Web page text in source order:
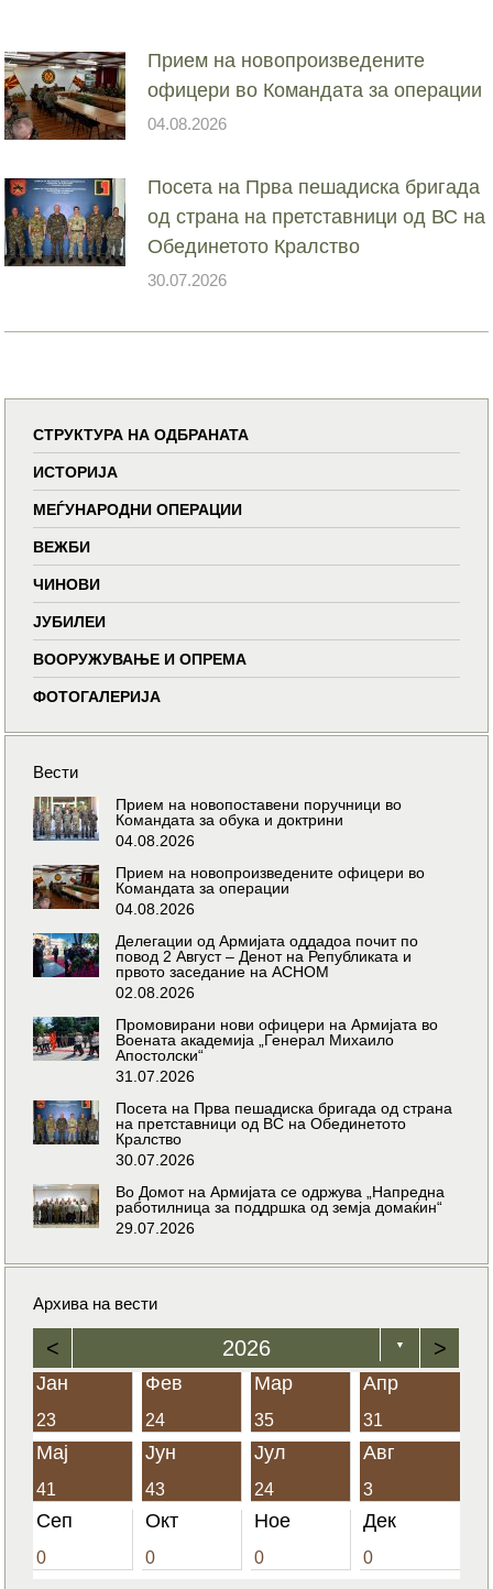
Прием на новопроизведените
офицери во Командата за операции
04.08.2026
Посета на Прва пешадиска бригада
од страна на претставници од ВС на
Обединетото Кралство
30.07.2026
СТРУКТУРА НА ОДБРАНАТА
ИСТОРИЈА
МЕЃУНАРОДНИ ОПЕРАЦИИ
ВЕЖБИ
ЧИНОВИ
ЈУБИЛЕИ
ВООРУЖУВАЊЕ И ОПРЕМА
ФОТОГАЛЕРИЈА
Вести
Прием на новопоставени поручници во
Командата за обука и доктрини
04.08.2026
Прием на новопроизведените офицери во
Командата за операции
04.08.2026
Делегации од Армијата оддадоа почит по
повод 2 Август – Денот на Републиката и
првото заседание на АСНОМ
02.08.2026
Промовирани нови офицери на Армијата во
Воената академија „Генерал Михаило
Апостолски“
31.07.2026
Посета на Прва пешадиска бригада од страна
на претставници од ВС на Обединетото
Кралство
30.07.2026
Во Домот на Армијата се одржува „Напредна
работилница за поддршка од земја домаќин“
29.07.2026
Архива на вести
< 2026 ▼ >
Јан
23
Фев
24
Мар
35
Апр
31
Мај
41
Јун
43
Јул
24
Авг
3
Сеп
0
Окт
0
Ное
0
Дек
0